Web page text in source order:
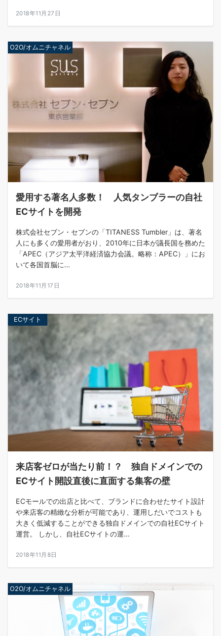
2018年11月27日
O2O/オムニチャネル
愛用する著名人多数！ 人気タンブラーの自社
ECサイトを開発
株式会社セブン・セブンの「TITANESS Tumbler」は、著名
人にも多くの愛用者がおり、2010年に日本が議長国を務めた
「APEC（アジア太平洋経済協力会議。略称：APEC）」にお
いて各国首脳に...
2018年11月17日
ECサイト
来店客ゼロが当たり前！？ 独自ドメインでの
ECサイト開設直後に直面する集客の壁
ECモールでの出店と比べて、ブランドに合わせたサイト設計
や来店客の精緻な分析が可能であり、運用しだいでコストも
大きく低減することができる独自ドメインでの自社ECサイト
運営。 しかし、自社ECサイトの運...
2018年11月8日
O2O/オムニチャネル